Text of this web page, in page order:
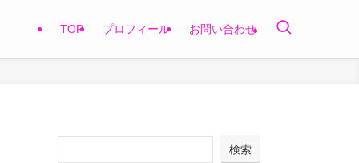
TOP プロフィール お問い合わせ
検索